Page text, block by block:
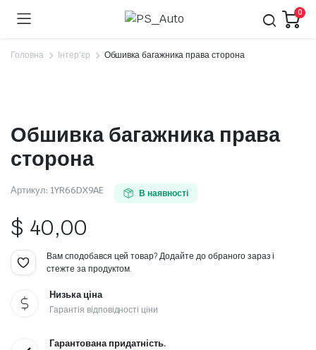
0
Головна Інтер'єр Обшивка багажника права сторона
Обшивка багажника права
сторона
Артикул: 1YR66DX9AE В наявності
$ 40,00
Вам сподобався цей товар? Додайте до обраного зараз і
стежте за продуктом.
Низька ціна
Гарантія відповідності ціни
Гарантована придатність.